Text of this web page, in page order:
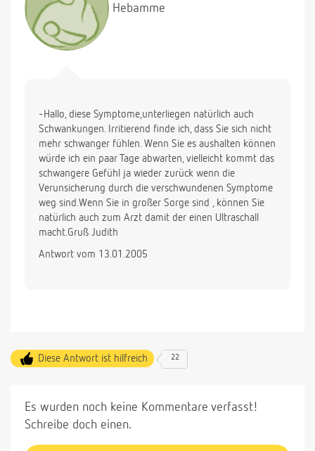
Hebamme
-Hallo, diese Symptome,unterliegen natürlich auch
Schwankungen. Irritierend finde ich, dass Sie sich nicht
mehr schwanger fühlen. Wenn Sie es aushalten können
würde ich ein paar Tage abwarten, vielleicht kommt das
schwangere Gefühl ja wieder zurück wenn die
Verunsicherung durch die verschwundenen Symptome
weg sind.Wenn Sie in großer Sorge sind , können Sie
natürlich auch zum Arzt damit der einen Ultraschall
macht.Gruß Judith
Antwort vom 13.01.2005
Diese Antwort ist hilfreich 22
Es wurden noch keine Kommentare verfasst!
Schreibe doch einen.